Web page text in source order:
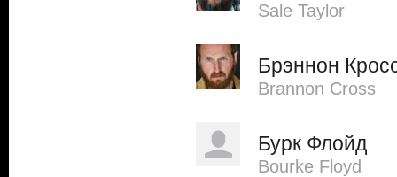
Sale Taylor
Брэннон
Brannon Cross
Бурк Флойд
Bourke Floyd